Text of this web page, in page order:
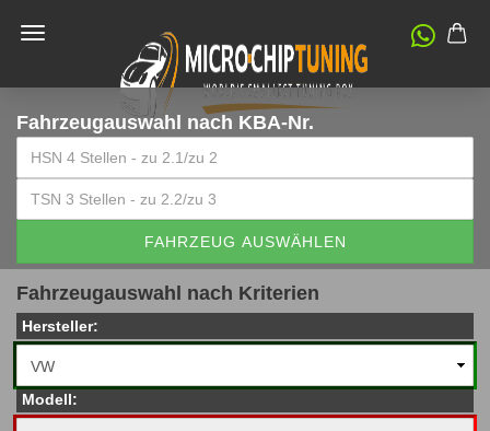
Fahrzeugauswahl nach KBA-Nr.
FAHRZEUG AUSWÄHLEN
Fahrzeugauswahl nach Kriterien
Hersteller:
Modell: